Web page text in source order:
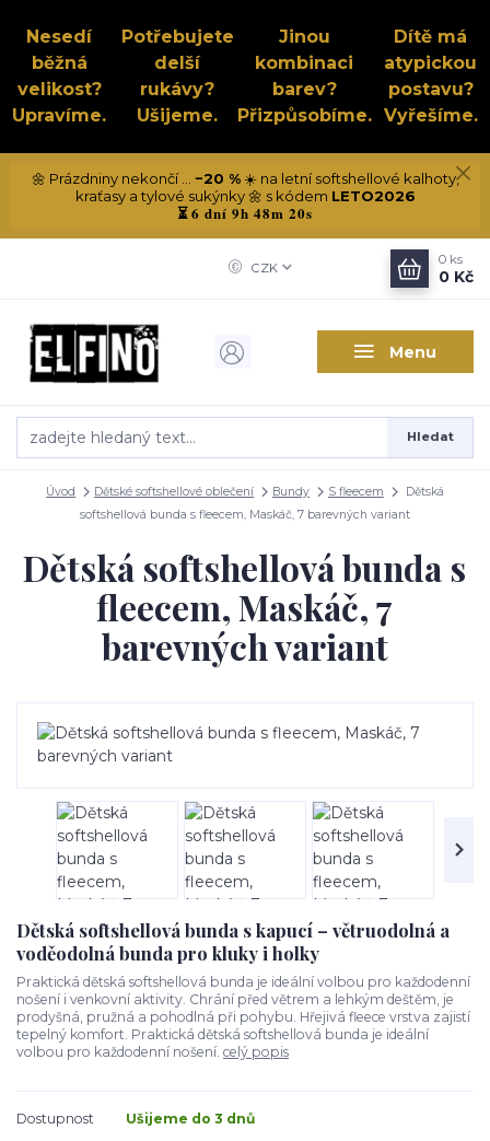
Nesedí
běžná
velikost?
Upravíme.
Potřebujete
delší
rukávy?
Ušijeme.
Jinou
kombinaci
barev?
Přizpůsobíme.
Dítě má
atypickou
postavu?
Vyřešíme.
🌼 Prázdniny nekončí ... −20 %☀️ na letní softshellové kalhoty,
kraťasy a tylové sukýnky 🌼 s kódem LETO2026
⏳6 dní 9h 48m 20s
Menu
CZK
Hledat
0 ks
0 Kč
Úvod Dětské softshellové oblečení Bundy S fleecem
Dětská
softshellová bunda s fleecem, Maskáč, 7 barevných variant
Dětská softshellová bunda s
fleecem, Maskáč, 7
barevných variant
Dětská softshellová bunda s kapucí – větruodolná a
voděodolná bunda pro kluky i holky
Praktická dětská softshellová bunda je ideální volbou pro každodenní
nošení i venkovní aktivity. Chrání před větrem a lehkým deštěm, je
prodyšná, pružná a pohodlná při pohybu. Hřejivá fleece vrstva zajistí
tepelný komfort. Praktická dětská softshellová bunda je ideální
volbou pro každodenní nošení. celý popis
Dostupnost
Ušijeme do 3 dnů